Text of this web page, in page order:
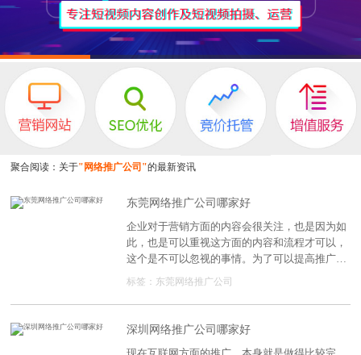
聚合阅读：关于"网络推广公司"的最新资讯
东莞网络推广公司哪家好
企业对于营销方面的内容会很关注，也是因为如
此，也是可以重视这方面的内容和流程才可以，
这个是不可以忽视的事情。为了可以提高推广方
面的速度和稳定性，也是可以考虑这方面的细
销方面的速度，那么现在可以选择的公司，如何
选择会比较合适呢?
标签： 东莞网络推广公司
深圳网络推广公司哪家好